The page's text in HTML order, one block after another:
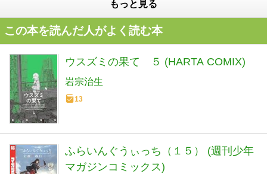
もっと見る
この本を読んだ人がよく読む本
ウスズミの果て ５ (HARTA COMIX)
岩宗治生
13
ふらいんぐうぃっち（１５） (週刊少年
マガジンコミックス)